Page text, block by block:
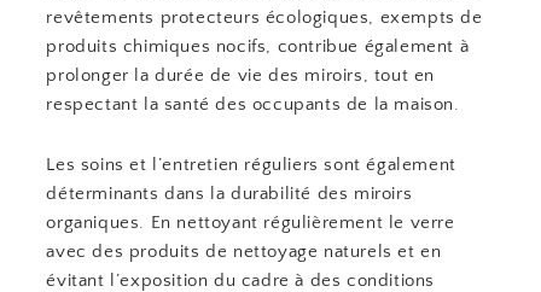
revêtements protecteurs écologiques, exempts de
produits chimiques nocifs, contribue également à
prolonger la durée de vie des miroirs, tout en
respectant la santé des occupants de la maison.
Les soins et l’entretien réguliers sont également
déterminants dans la durabilité des miroirs
organiques. En nettoyant régulièrement le verre
avec des produits de nettoyage naturels et en
évitant l’exposition du cadre à des conditions